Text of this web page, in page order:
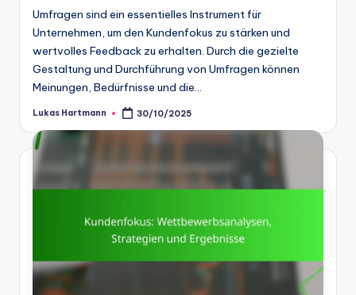
Umfragen sind ein essentielles Instrument für
Unternehmen, um den Kundenfokus zu stärken und
wertvolles Feedback zu erhalten. Durch die gezielte
Gestaltung und Durchführung von Umfragen können
Meinungen, Bedürfnisse und die…
Posted
Lukas Hartmann 30/10/2025